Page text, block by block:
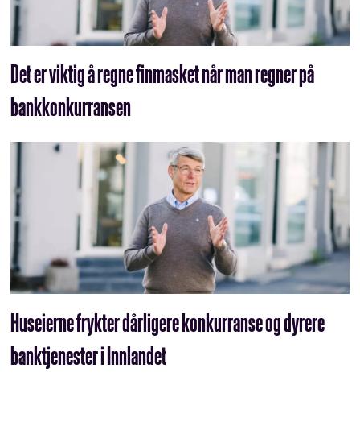
Det er viktig å regne finmasket når man regner på
bankkonkurransen
Huseierne frykter dårligere konkurranse og dyrere
banktjenester i Innlandet